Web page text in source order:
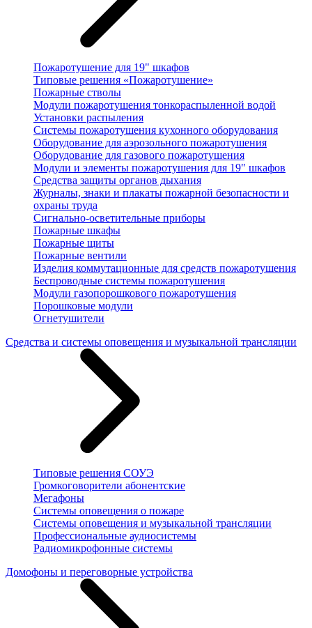
Пожаротушение для 19" шкафов
Типовые решения «Пожаротушение»
Пожарные стволы
Модули пожаротушения тонкораспыленной водой
Установки распыления
Системы пожаротушения кухонного оборудования
Оборудование для аэрозольного пожаротушения
Оборудование для газового пожаротушения
Модули и элементы пожаротушения для 19" шкафов
Средства защиты органов дыхания
Журналы, знаки и плакаты пожарной безопасности и
охраны труда
Сигнально-осветительные приборы
Пожарные шкафы
Пожарные щиты
Пожарные вентили
Изделия коммутационные для средств пожаротушения
Беспроводные системы пожаротушения
Модули газопорошкового пожаротушения
Порошковые модули
Огнетушители
Средства и системы оповещения и музыкальной трансляции
Типовые решения СОУЭ
Громкоговорители абонентские
Мегафоны
Системы оповещения о пожаре
Системы оповещения и музыкальной трансляции
Профессиональные аудиосистемы
Радиомикрофонные системы
Домофоны и переговорные устройства